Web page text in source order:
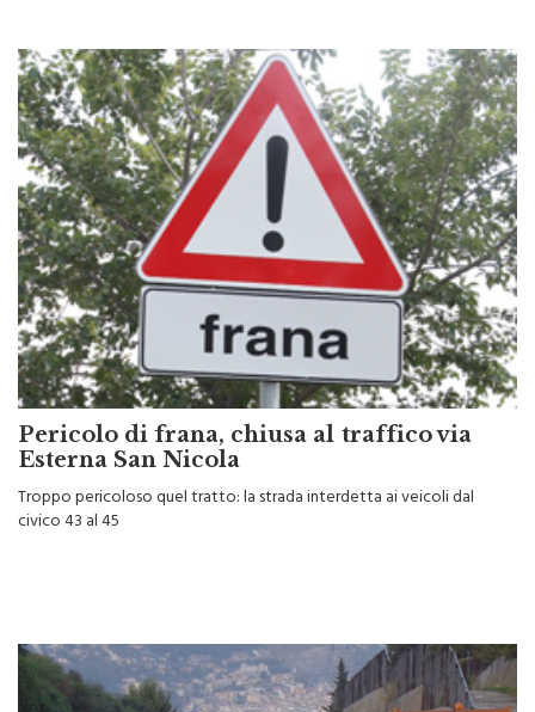
Pericolo di frana, chiusa al traffico via
Esterna San Nicola
Troppo pericoloso quel tratto: la strada interdetta ai veicoli dal
civico 43 al 45